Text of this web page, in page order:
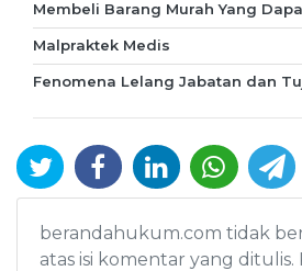
Membeli Barang Murah Yang
Malpraktek Medis
Fenomena Lelang Jabatan dan
berandahukum.com tidak
atas isi komentar yang ditulis.